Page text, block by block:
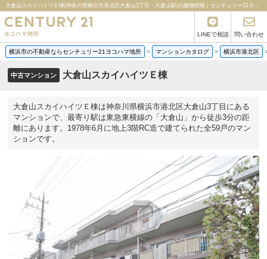
大倉山スカイハイツＥ棟(神奈川県横浜市港北区大倉山3丁目・大倉山駅)の建物情報｜センチュリー21ヨコハマ地所
LINEで相談 問い合わせ
横浜市の不動産ならセンチュリー21ヨコハマ地所 > マンションカタログ > 横浜市港北区
中古マンション 大倉山スカイハイツＥ棟
大倉山スカイハイツＥ棟は神奈川県横浜市港北区大倉山3丁目にある
マンションで、最寄り駅は東急東横線の「大倉山」から徒歩3分の距
離にあります。1978年6月に地上3階RC造で建てられた全59戸のマン
ションです。